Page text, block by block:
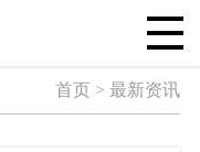
首页 > 最新资讯